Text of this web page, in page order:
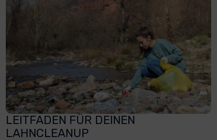
LEITFADEN FÜR DEINEN
LAHNCLEANUP